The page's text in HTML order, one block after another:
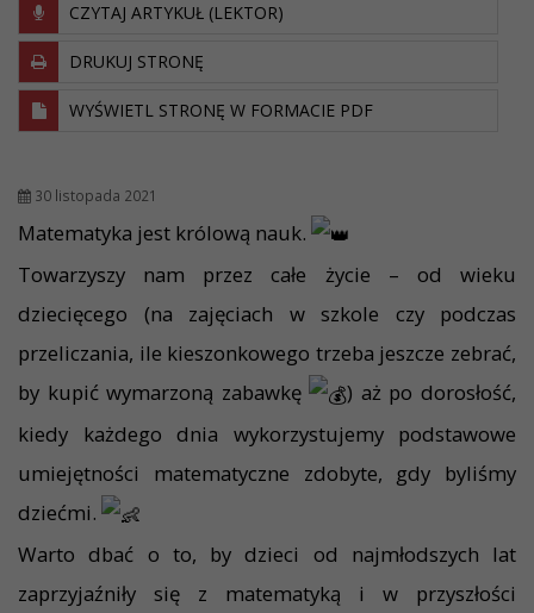
CZYTAJ ARTYKUŁ (LEKTOR)
DRUKUJ STRONĘ
WYŚWIETL STRONĘ W FORMACIE PDF
30 listopada 2021
Matematyka jest królową nauk.
Towarzyszy nam przez całe życie – od wieku
dziecięcego (na zajęciach w szkole czy podczas
przeliczania, ile kieszonkowego trzeba jeszcze zebrać,
by kupić wymarzoną zabawkę
) aż po dorosłość,
kiedy każdego dnia wykorzystujemy podstawowe
umiejętności matematyczne zdobyte, gdy byliśmy
dziećmi.
Warto dbać o to, by dzieci od najmłodszych lat
zaprzyjaźniły się z matematyką i w przyszłości